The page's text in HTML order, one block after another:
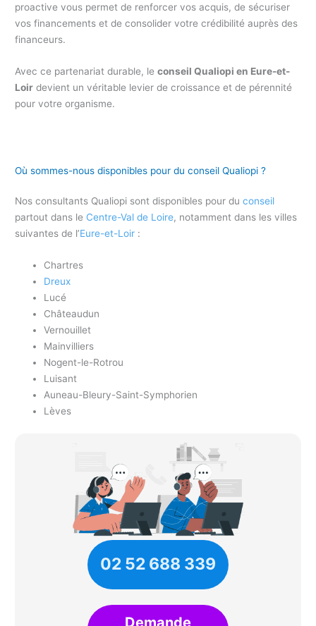
proactive vous permet de renforcer vos acquis, de sécuriser
vos financements et de consolider votre crédibilité auprès des
financeurs.
Avec ce partenariat durable, leconseil Qualiopi en Eure-et-
Loir devient un véritable levier de croissance et de pérennité
pour votre organisme.
Où sommes-nous disponibles pour du conseil Qualiopi ?
Nos consultants Qualiopi sont disponibles pour duconseil
partout dans le Centre-Val de Loire, notamment dans les villes
suivantes de l’Eure-et-Loir :
Chartres
Dreux
Lucé
Châteaudun
Vernouillet
Mainvilliers
Nogent-le-Rotrou
Luisant
Auneau-Bleury-Saint-Symphorien
Lèves
02 52 688 339
Demande